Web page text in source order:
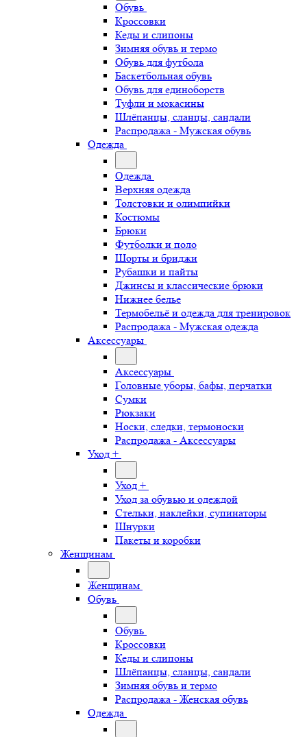
Обувь
Кроссовки
Кеды и слипоны
Зимняя обувь и термо
Обувь для футбола
Баскетбольная обувь
Обувь для единоборств
Туфли и мокасины
Шлёпанцы, сланцы, сандали
Распродажа - Мужская обувь
Одежда
Одежда
Верхняя одежда
Толстовки и олимпийки
Костюмы
Брюки
Футболки и поло
Шорты и бриджи
Рубашки и пайты
Джинсы и классические брюки
Нижнее белье
Термобельё и одежда для тренировок
Распродажа - Мужская одежда
Аксессуары
Аксессуары
Головные уборы, бафы, перчатки
Сумки
Рюкзаки
Носки, следки, термоноски
Распродажа - Аксессуары
Уход +
Уход +
Уход за обувью и одеждой
Стельки, наклейки, супинаторы
Шнурки
Пакеты и коробки
Женщинам
Женщинам
Обувь
Обувь
Кроссовки
Кеды и слипоны
Шлёпанцы, сланцы, сандали
Зимняя обувь и термо
Распродажа - Женская обувь
Одежда